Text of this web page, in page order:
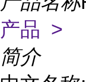
产品 >
简介